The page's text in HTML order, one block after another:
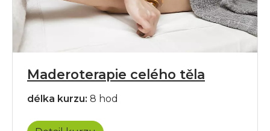
Maderoterapie celého těla
délka kurzu: 8 hod